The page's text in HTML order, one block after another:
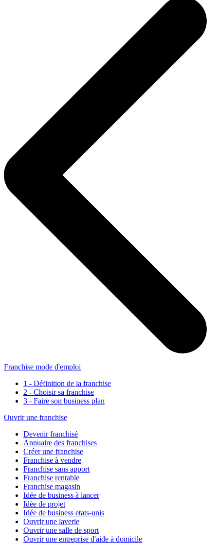
Franchise mode d'emploi
1 - Définition de la franchise
2 - Choisir sa franchise
3 - Faire son business plan
Ouvrir une franchise
Devenir franchisé
Annuaire des franchises
Créer une franchise
Franchise à vendre
Franchise sans apport
Franchise rentable
Franchise magasin
Idée de business à lancer
Idée de projet
Idée de business etats-unis
Ouvrir une laverie
Ouvrir une salle de sport
Ouvrir une entreprise d'aide à domicile